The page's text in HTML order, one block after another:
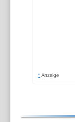
* Anzeige